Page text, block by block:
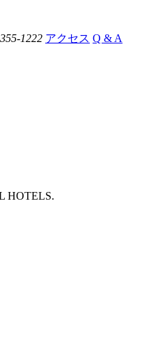
1222 アクセス Q & A
HOTELS.